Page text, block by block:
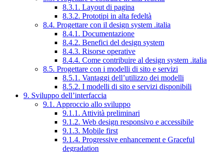
8.3.1. Layout di pagina
8.3.2. Prototipi in alta fedeltà
8.4. Progettare con il design system .italia
8.4.1. Documentazione
8.4.2. Benefici del design system
8.4.3. Risorse operative
8.4.4. Come contribuire al design system .italia
8.5. Progettare con i modelli di sito e servizi
8.5.1. Vantaggi dell’utilizzo dei modelli
8.5.2. I modelli di sito e servizi disponibili
9. Sviluppo dell’interfaccia
9.1. Approccio allo sviluppo
9.1.1. Attività preliminari
9.1.2. Web design responsivo e accessibile
9.1.3. Mobile first
9.1.4. Progressive enhancement e Graceful
degradation